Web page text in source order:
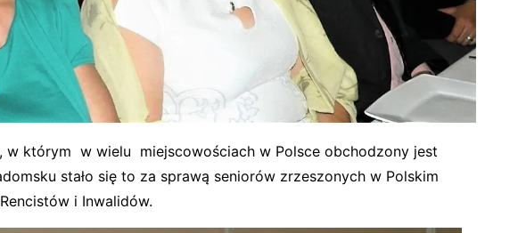
w którym w wielu miejscowościach w Polsce obchodzony jest
stało się to za sprawą seniorów zrzeszonych w Polskim
i Inwalidów.